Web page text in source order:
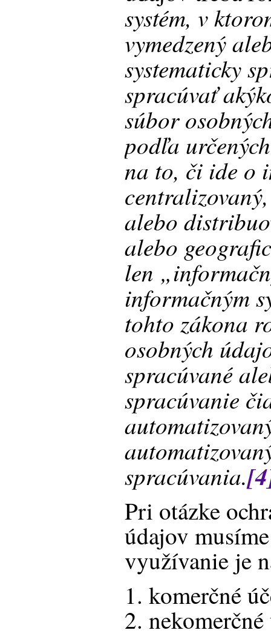
systém, v
vymedzený
systematicky
spracúvať
súbor
podľa
na to, či ide o
alebo
alebo
len
informačným
tohto zákona
osobných
spracúvané
spracúvanie
spracúvania.
Pri otázke
údajov
využívanie je
komerčné